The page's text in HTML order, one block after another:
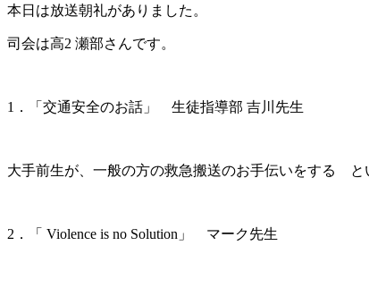
本日は放送朝礼がありました。
司会は高2 瀬部さんです。
1．「交通安全のお話」 生徒指導部 吉川先生
大手前生が、一般の方の救急搬送のお手伝いをする と
2．「 Violence is no Solution」 マーク先生